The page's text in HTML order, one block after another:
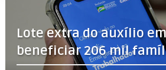
Lote extra do auxílio
beneficiar 206 mil